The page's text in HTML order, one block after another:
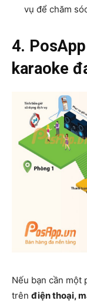
vụ để chăm
4.
karaoke
Nếu bạn cần một
trên điện thoại,